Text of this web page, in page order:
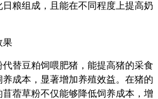
粮组成，且能在不同程度上提高奶
果
替豆粕饲喂肥猪，能提高猪的采食
成本，显著增加养殖效益。在猪的
蓿草粉不仅能够降低饲养成本，增